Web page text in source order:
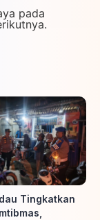
pada
Tingkatkan